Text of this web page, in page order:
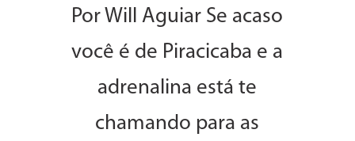
Por Will Aguiar Se acaso
você é de Piracicaba e a
adrenalina está te
chamando para as